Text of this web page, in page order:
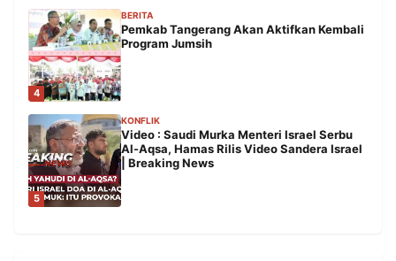
4
BERITA
Pemkab Tangerang Akan Aktifkan Kembali
Program Jumsih
5
KONFLIK
Video : Saudi Murka Menteri Israel Serbu
Al-Aqsa, Hamas Rilis Video Sandera Israel
| Breaking News